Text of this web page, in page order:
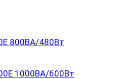
800ВА/480Вт
1000ВА/600Вт